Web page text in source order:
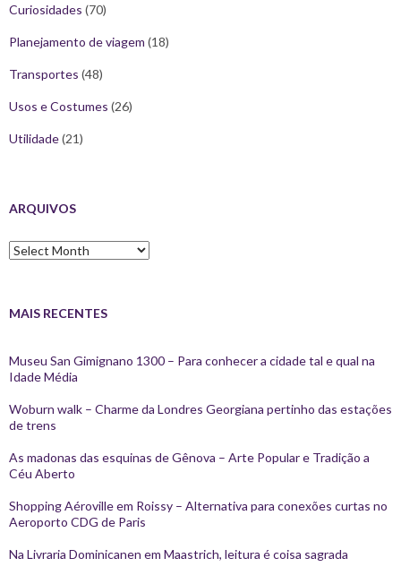
Curiosidades (70)
Planejamento de viagem (18)
Transportes (48)
Usos e Costumes (26)
Utilidade(21)
ARQUIVOS
Arquivos
MAIS RECENTES
Museu San Gimignano 1300 – Para conhecer a cidade tal e qual na
Idade Média
Woburn walk – Charme da Londres Georgiana pertinho das estações
de trens
As madonas das esquinas de Gênova – Arte Popular e Tradição a
Céu Aberto
Shopping Aéroville em Roissy – Alternativa para conexões curtas no
Aeroporto CDG de Paris
Na Livraria Dominicanen em Maastrich, leitura é coisa sagrada